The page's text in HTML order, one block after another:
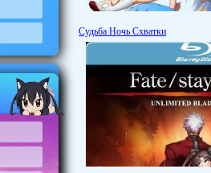
Судьба Ночь Схватки